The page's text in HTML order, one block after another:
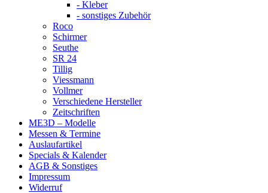
- Kleber
- sonstiges Zubehör
Roco
Schirmer
Seuthe
SR 24
Tillig
Viessmann
Vollmer
Verschiedene Hersteller
Zeitschriften
ME3D – Modelle
Messen & Termine
Auslaufartikel
Specials & Kalender
AGB & Sonstiges
Impressum
Widerruf